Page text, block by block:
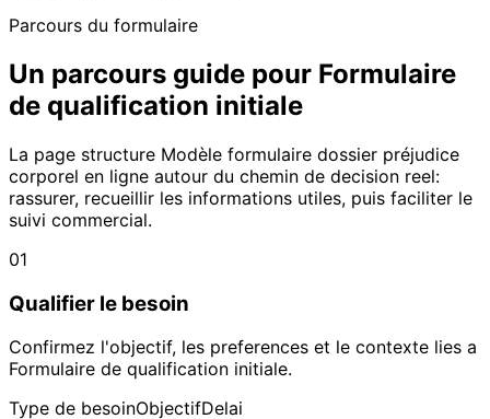
Parcours du formulaire
Un parcours guide pour Formulaire
de qualification initiale
La page structure Modèle formulaire dossier préjudice
corporel en ligne autour du chemin de decision reel:
rassurer, recueillir les informations utiles, puis faciliter le
suivi commercial.
01
Qualifier le besoin
Confirmez l'objectif, les preferences et le contexte lies a
Formulaire de qualification initiale.
Type de besoinObjectifDelai